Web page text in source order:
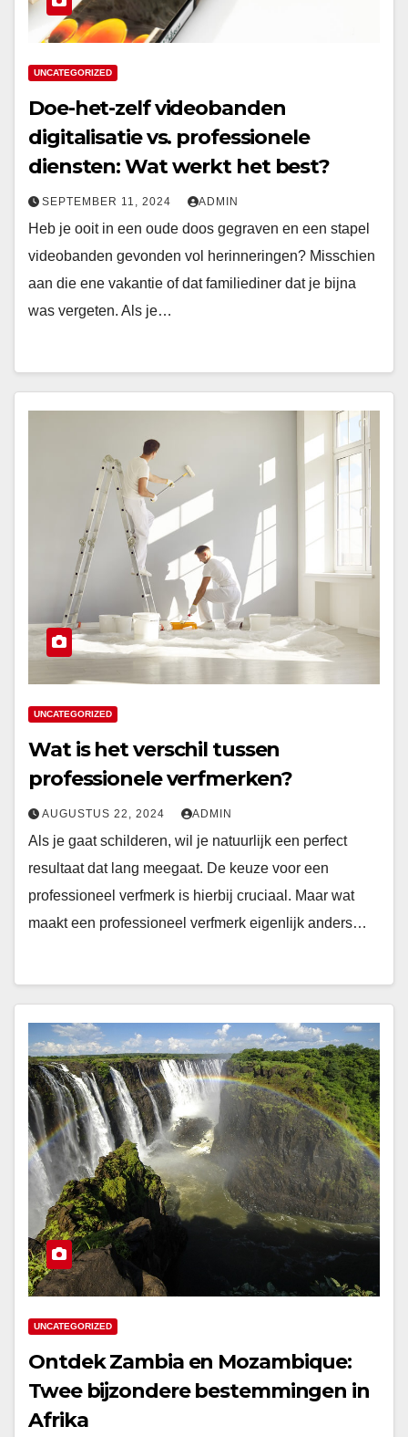
UNCATEGORIZED
Doe-het-zelf videobanden
digitalisatie vs. professionele
diensten: Wat werkt het best?
SEPTEMBER 11, 2024 ADMIN
Heb je ooit in een oude doos gegraven en een stapel
videobanden gevonden vol herinneringen? Misschien
aan die ene vakantie of dat familiediner dat je bijna
was vergeten. Als je…
UNCATEGORIZED
Wat is het verschil tussen
professionele verfmerken?
AUGUSTUS 22, 2024 ADMIN
Als je gaat schilderen, wil je natuurlijk een perfect
resultaat dat lang meegaat. De keuze voor een
professioneel verfmerk is hierbij cruciaal. Maar wat
maakt een professioneel verfmerk eigenlijk anders…
UNCATEGORIZED
Ontdek Zambia en Mozambique:
Twee bijzondere bestemmingen in
Afrika